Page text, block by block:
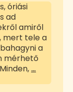
óriási
ad
amiről
mert tele a
a
mérhető
…